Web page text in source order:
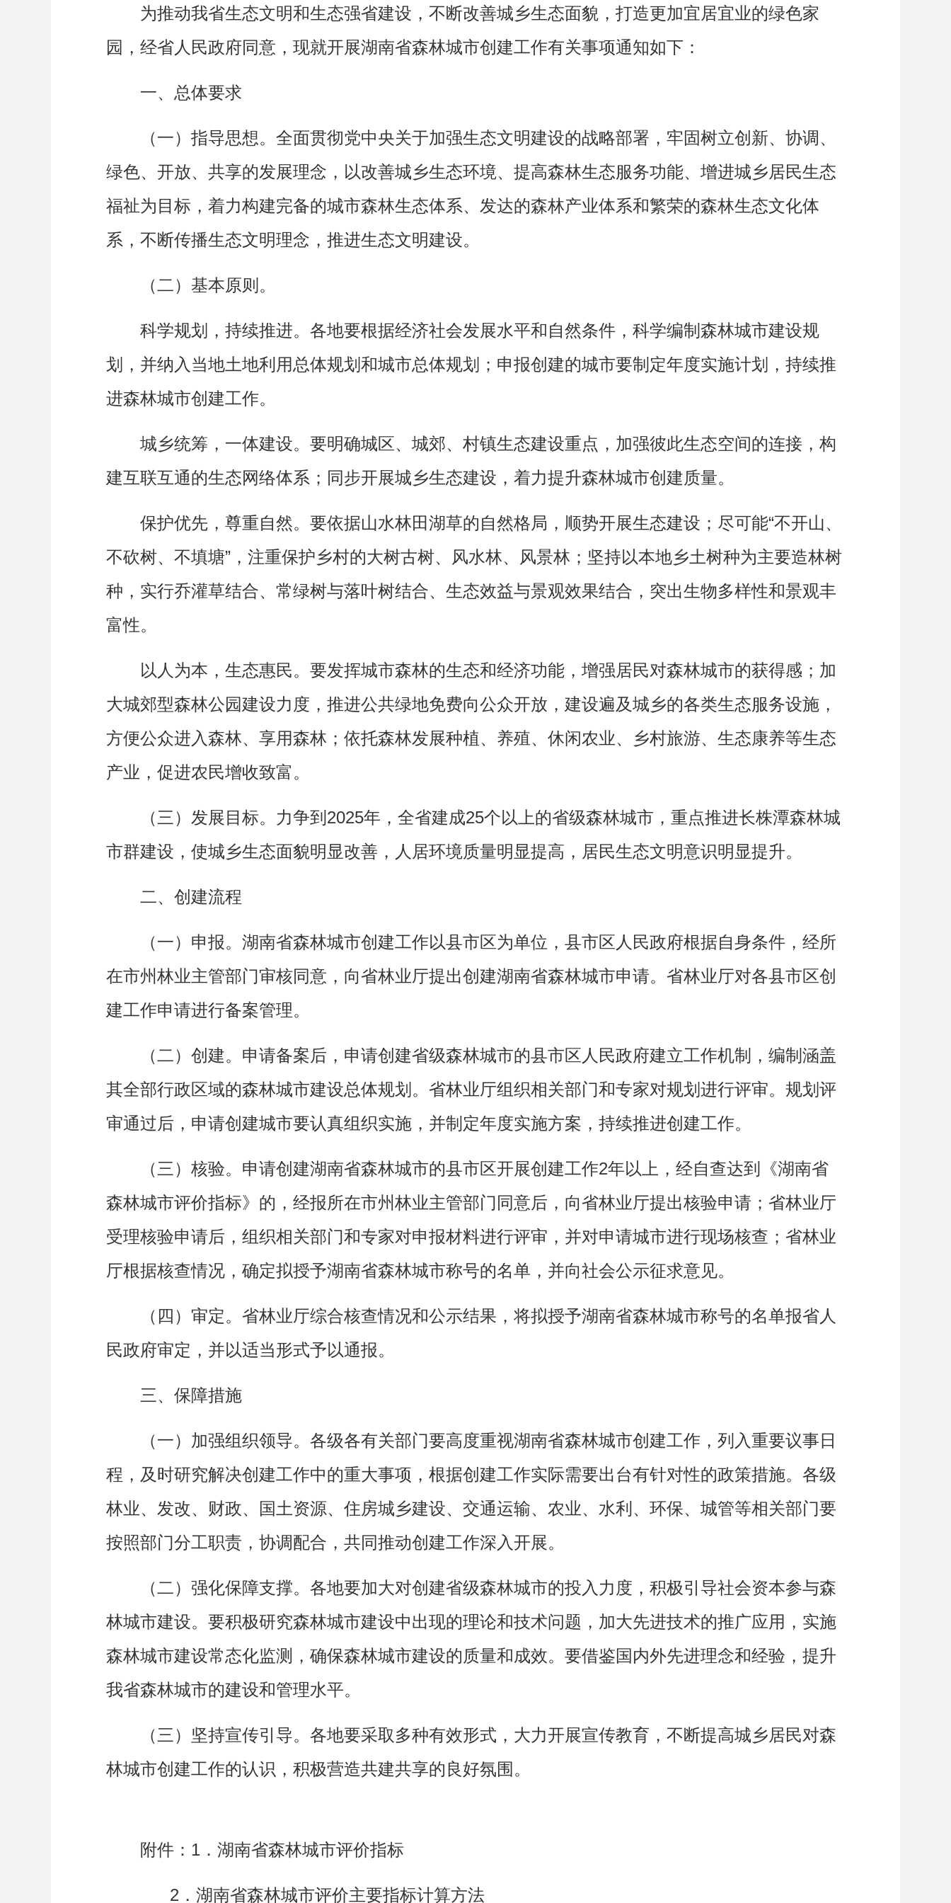
为推动我省生态文明和生态强省建设，不断改善城乡生态面貌，打造更加宜居宜业的绿色家
园，经省人民政府同意，现就开展湖南省森林城市创建工作有关事项通知如下：
一、总体要求
（一）指导思想。 全面贯彻党中央关于加强生态文明建设的战略部署，牢固树立创新、协调、
绿色、开放、共享的发展理念，以改善城乡生态环境、提高森林生态服务功能、增进城乡居民生态
福祉为目标，着力构建完备的城市森林生态体系、发达的森林产业体系和繁荣的森林生态文化体
系，不断传播生态文明理念，推进生态文明建设。
（二）基本原则。
科学规划，持续推进。各地要根据经济社会发展水平和自然条件，科学编制森林城市建设规
划，并纳入当地土地利用总体规划和城市总体规划；申报创建的城市要制定年度实施计划，持续推
进森林城市创建工作。
城乡统筹，一体建设。要明确城区、城郊、村镇生态建设重点，加强彼此生态空间的连接，构
建互联互通的生态网络体系；同步开展城乡生态建设，着力提升森林城市创建质量。
保护优先，尊重自然。要依据山水林田湖草的自然格局，顺势开展生态建设；尽可能“不开山、
不砍树、不填塘”，注重保护乡村的大树古树、风水林、风景林；坚持以本地乡土树种为主要造林树
种，实行乔灌草结合、常绿树与落叶树结合、生态效益与景观效果结合，突出生物多样性和景观丰
富性。
以人为本，生态惠民。要发挥城市森林的生态和经济功能，增强居民对森林城市的获得感；加
大城郊型森林公园建设力度，推进公共绿地免费向公众开放，建设遍及城乡的各类生态服务设施，
方便公众进入森林、享用森林；依托森林发展种植、养殖、休闲农业、乡村旅游、生态康养等生态
产业，促进农民增收致富。
（三）发展目标。 力争到2025年，全省建成25个以上的省级森林城市，重点推进长株潭森林城
市群建设，使城乡生态面貌明显改善，人居环境质量明显提高，居民生态文明意识明显提升。
二、创建流程
（一）申报。 湖南省森林城市创建工作以县市区为单位，县市区人民政府根据自身条件，经所
在市州林业主管部门审核同意，向省林业厅提出创建湖南省森林城市申请。省林业厅对各县市区创
建工作申请进行备案管理。
（二）创建。 申请备案后，申请创建省级森林城市的县市区人民政府建立工作机制，编制涵盖
其全部行政区域的森林城市建设总体规划。省林业厅组织相关部门和专家对规划进行评审。规划评
审通过后，申请创建城市要认真组织实施，并制定年度实施方案，持续推进创建工作。
（三）核验。 申请创建湖南省森林城市的县市区开展创建工作2年以上，经自查达到《湖南省
森林城市评价指标》的，经报所在市州林业主管部门同意后，向省林业厅提出核验申请；省林业厅
受理核验申请后，组织相关部门和专家对申报材料进行评审，并对申请城市进行现场核查；省林业
厅根据核查情况，确定拟授予湖南省森林城市称号的名单，并向社会公示征求意见。
（四）审定。 省林业厅综合核查情况和公示结果，将拟授予湖南省森林城市称号的名单报省人
民政府审定，并以适当形式予以通报。
三、保障措施
（一）加强组织领导。 各级各有关部门要高度重视湖南省森林城市创建工作，列入重要议事日
程，及时研究解决创建工作中的重大事项，根据创建工作实际需要出台有针对性的政策措施。各级
林业、发改、财政、国土资源、住房城乡建设、交通运输、农业、水利、环保、城管等相关部门要
按照部门分工职责，协调配合，共同推动创建工作深入开展。
（二）强化保障支撑。 各地要加大对创建省级森林城市的投入力度，积极引导社会资本参与森
林城市建设。要积极研究森林城市建设中出现的理论和技术问题，加大先进技术的推广应用，实施
森林城市建设常态化监测，确保森林城市建设的质量和成效。要借鉴国内外先进理念和经验，提升
我省森林城市的建设和管理水平。
（三）坚持宣传引导。 各地要采取多种有效形式，大力开展宣传教育，不断提高城乡居民对森
林城市创建工作的认识，积极营造共建共享的良好氛围。
附件：1．湖南省森林城市评价指标
2．湖南省森林城市评价主要指标计算方法